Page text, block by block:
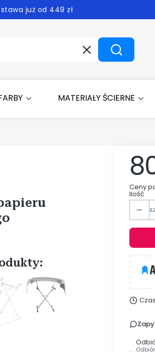
już od 449 zł
WyczyśćSzukaj
MATERIAŁY ŚCIERNE
Ceny
Ilość